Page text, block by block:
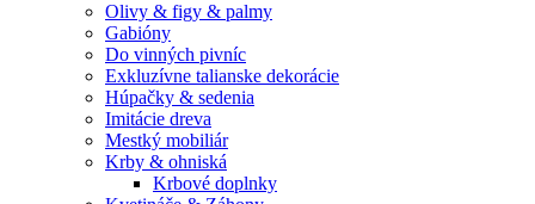
Olivy & figy & palmy
Gabióny
Do vinných pivníc
Exkluzívne talianske dekorácie
Húpačky & sedenia
Imitácie dreva
Mestký mobiliár
Krby & ohniská
Krbové doplnky